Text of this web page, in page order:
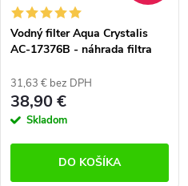
Vodný filter Aqua Crystalis
AC-17376B - náhrada filtra
pre chladničky SAMSUNG
31,63 € bez DPH
38,90 €
Skladom
DO KOŠÍKA